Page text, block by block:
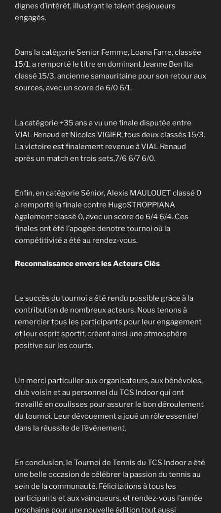
dignes d’intérêt, illustrant le talent desjoueurs
engagés.
Dans la catégorie Senior Femme, Loana Farre, classée
15/1, a remporté le titre en dominant Jeanne Ben Ita
classé 15/3, ancienne samauritaine pour son retour aux
sources, avec un score de 6/0 6/1.
La catégorie +35 ans a vu une finale disputée entre
VIAL Renaud et Nicolas VIGIER, tous deux classés 15/3.
La victoire est finalement revenue à VIAL Renaud
après un match en trois sets,7/6 6/7 6/0.
Enfin, en catégorie Sénior, Alexis MAULOUET classé 0
a remporté la finale contre HugoSTROPPIANA
également classé 0, avec un score de 6/4 6/4. Ces
finales ont été l’apogée denotre tournoi où la
compétitivité a été au rendez-vous.
Reconnaissance envers les Acteurs Clés
Le succès du tournoi a été rendu possible grâce à la
contribution de nombreux acteurs. Nous tenons à
remercier tous les participants pour leur engagement
et leur esprit sportif, créant ainsi une atmosphère
positive sur les courts.
Un merci particulier aux organisateurs, aux bénévoles,
club voisin et au personnel du TCS Indoor qui ont
travaillé en coulisses pour assurer le bon déroulement
du tournoi. Leur dévouement a joué un rôle essentiel
dans la réussite de l’événement.
En conclusion, le Tournoi de Tennis du TCS Indoor a été
une belle occasion de célébrer la passion du tennis au
sein de la communauté. Félicitations à tous les
participants et aux vainqueurs, et rendez-vous l’année
prochaine pour une nouvelle édition tout aussi